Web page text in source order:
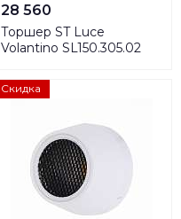
28 560
Торшер ST Luce
Volantino SL150.305.02
Скидка